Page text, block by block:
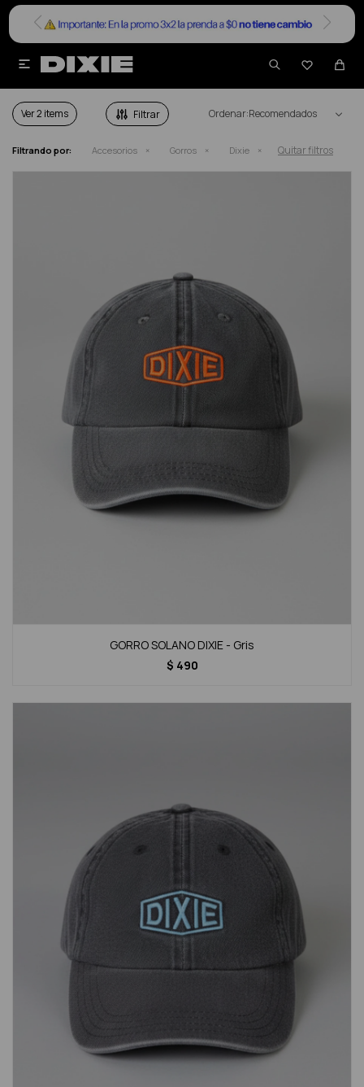


GORROS DIXIE HOMBRE
Ver Recomendados
Filtrando por: Accesorios Gorros Dixie Quitar filtros
GORRO SOLANO DIXIE - Gris
$ 490